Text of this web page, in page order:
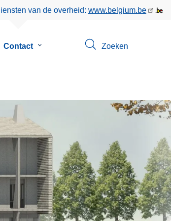
van de overheid: www.belgium.be
Contact
Submenu
Zoeken